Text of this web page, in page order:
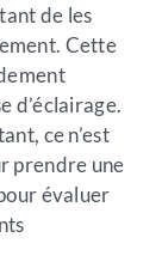
de les
Cette
d’éclairage.
ce n’est
prendre une
évaluer